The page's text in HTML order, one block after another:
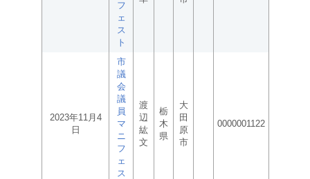
フ
ェ
ス
ト
2023年11月4
日
市
議
会
議
員
マ
ニ
フ
ェ
ス
渡
辺
紘
文
栃
木
県
大
田
原
市
0000001122